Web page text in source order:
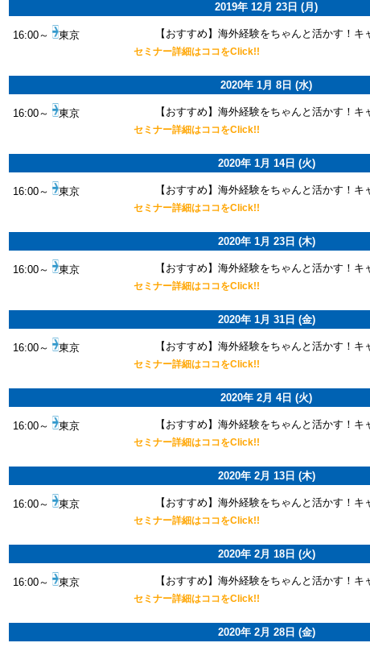
2019年 12月 23日 (月)
16:00～ 東京 【おすすめ】海外経験をちゃんと活かす！
セミナー詳細はココをClick!!
2020年 1月 8日 (水)
16:00～ 東京 【おすすめ】海外経験をちゃんと活かす！
セミナー詳細はココをClick!!
2020年 1月 14日 (火)
16:00～ 東京 【おすすめ】海外経験をちゃんと活かす！
セミナー詳細はココをClick!!
2020年 1月 23日 (木)
16:00～ 東京 【おすすめ】海外経験をちゃんと活かす！
セミナー詳細はココをClick!!
2020年 1月 31日 (金)
16:00～ 東京 【おすすめ】海外経験をちゃんと活かす！
セミナー詳細はココをClick!!
2020年 2月 4日 (火)
16:00～ 東京 【おすすめ】海外経験をちゃんと活かす！
セミナー詳細はココをClick!!
2020年 2月 13日 (木)
16:00～ 東京 【おすすめ】海外経験をちゃんと活かす！
セミナー詳細はココをClick!!
2020年 2月 18日 (火)
16:00～ 東京 【おすすめ】海外経験をちゃんと活かす！
セミナー詳細はココをClick!!
2020年 2月 28日 (金)